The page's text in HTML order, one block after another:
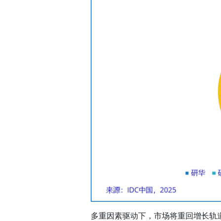
多重因素驱动下，市场将重回增长轨